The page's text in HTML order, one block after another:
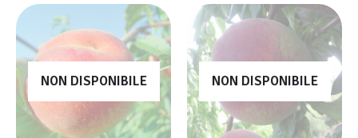
schiacciata. La polpa è di
colore bianco…
NON DISPONIBILE NON DISPONIBILE